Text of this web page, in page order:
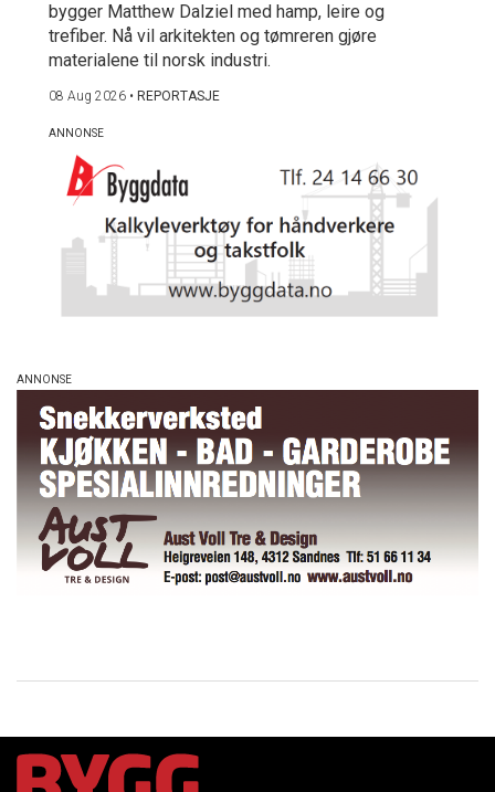
bygger Matthew Dalziel med hamp, leire og
trefiber. Nå vil arkitekten og tømreren gjøre
materialene til norsk industri.
08 Aug 2026 • REPORTASJE